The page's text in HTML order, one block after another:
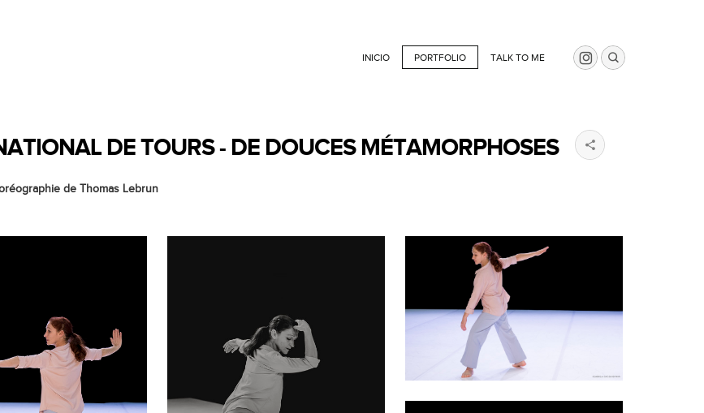
INICIO PORTFOLIO TALK TO ME
DE TOURS - DE DOUCES MÉTAMORPHOSES
de Thomas Lebrun